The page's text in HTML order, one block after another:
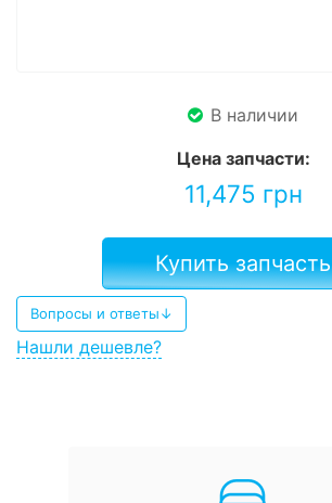
В наличии
Цена запчасти:
11,475 грн
Купить запчасть
Вопросы и ответы↓
Нашли дешевле?